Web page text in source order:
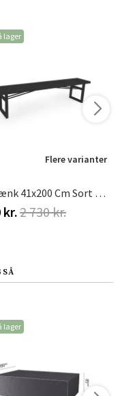
lager
Flere varianter
Vevi Bænk 41x200 Cm Sort Brafab
kr.2 730 kr.
lager